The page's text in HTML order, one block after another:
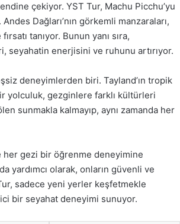
çekiyor. YST Tur, Machu Picchu’yu
Dağları’nın görkemli manzaraları,
tanıyor. Bunun yanı sıra,
seyahatin enerjisini ve ruhunu artırıyor.
deneyimlerden biri. Tayland’ın tropik
yolculuk, gezginlere farklı kültürleri
sunmakla kalmayıp, aynı zamanda her
gezi bir öğrenme deneyimine
yardımcı olarak, onların güvenli ve
sadece yeni yerler keşfetmekle
bir seyahat deneyimi sunuyor.